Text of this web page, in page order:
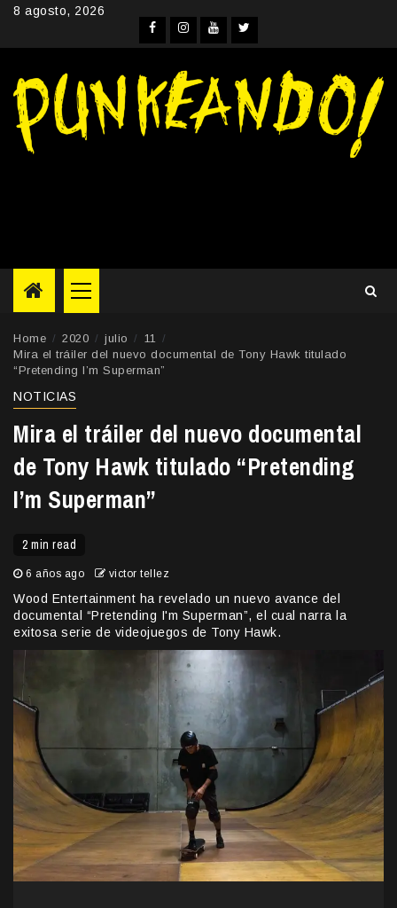
Skip8 agosto, 2026
Facebook
Instagram
YouTube
Twitter
Primary
Menu
Home 2020 julio
11
Mira el tráiler del nuevo documental de Tony Hawk titulado
“Pretending I’m Superman”
NOTICIAS
Mira el tráiler del nuevo documental
de Tony Hawk titulado “Pretending
I’m Superman”
2 min read
6 años ago victor tellez
Wood Entertainment ha revelado un nuevo avance del
documental “Pretending I'm Superman”, el cual narra la
exitosa serie de videojuegos de Tony Hawk.